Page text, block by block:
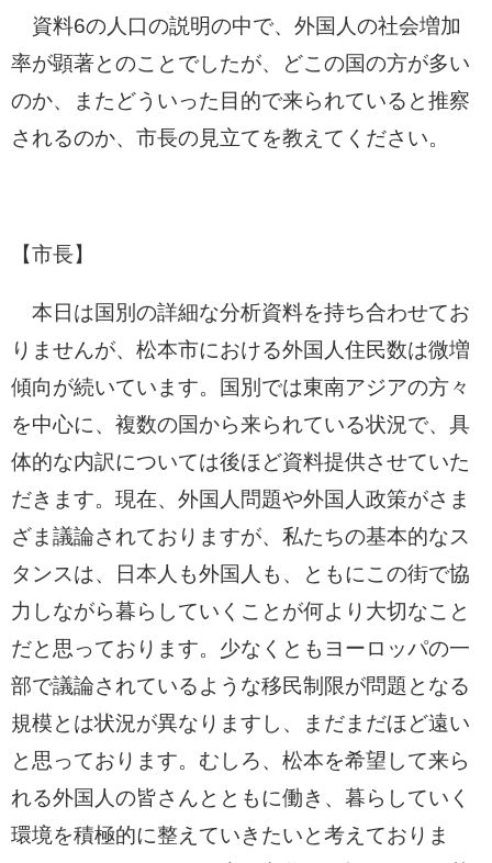
資料6の人口の説明の中で、外国人の社会増加
率が顕著とのことでしたが、どこの国の方が多い
のか、またどういった目的で来られていると推察
されるのか、市長の見立てを教えてください。
【市長】
本日は国別の詳細な分析資料を持ち合わせてお
りませんが、松本市における外国人住民数は微増
傾向が続いています。国別では東南アジアの方々
を中心に、複数の国から来られている状況で、具
体的な内訳については後ほど資料提供させていた
だきます。現在、外国人問題や外国人政策がさま
ざま議論されておりますが、私たちの基本的なス
タンスは、日本人も外国人も、ともにこの街で協
力しながら暮らしていくことが何より大切なこと
だと思っております。少なくともヨーロッパの一
部で議論されているような移民制限が問題となる
規模とは状況が異なりますし、まだまだほど遠い
と思っております。むしろ、松本を希望して来ら
れる外国人の皆さんとともに働き、暮らしていく
環境を積極的に整えていきたいと考えておりま